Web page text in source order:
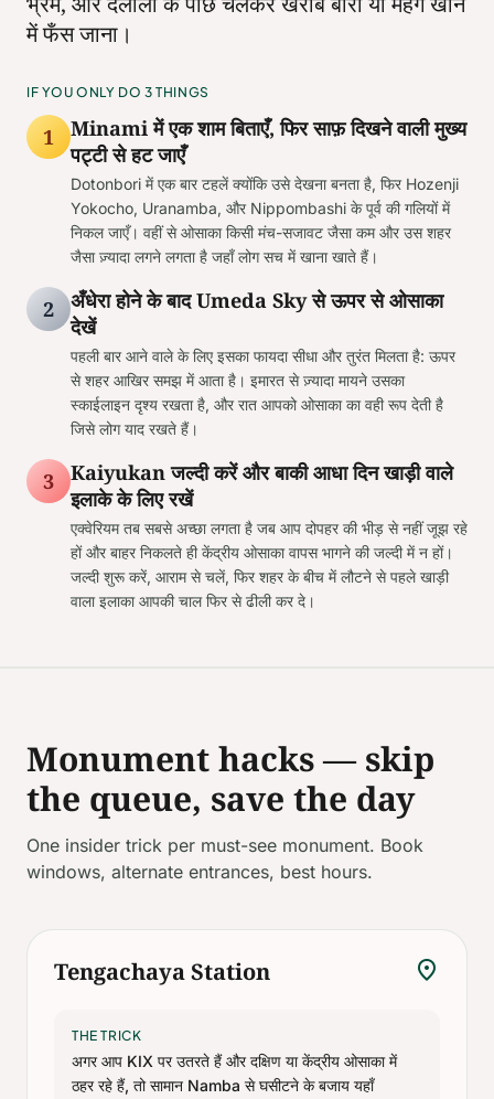
में फँस जाना।
IF YOU ONLY DO 3 THINGS
1
Minami में एक शाम बिताएँ, फिर साफ़ दिखने वाली मुख्य
पट्टी से हट जाएँ
Dotonbori में एक बार टहलें क्योंकि उसे देखना बनता है, फिर Hozenji
Yokocho, Uranamba, और Nippombashi के पूर्व की गलियों में
निकल जाएँ। वहीं से ओसाका किसी मंच-सजावट जैसा कम और उस शहर
जैसा ज़्यादा लगने लगता है जहाँ लोग सच में खाना खाते हैं।
2
अँधेरा होने के बाद Umeda Sky से ऊपर से ओसाका
देखें
पहली बार आने वाले के लिए इसका फायदा सीधा और तुरंत मिलता है: ऊपर
से शहर आखिर समझ में आता है। इमारत से ज़्यादा मायने उसका
स्काईलाइन दृश्य रखता है, और रात आपको ओसाका का वही रूप देती है
जिसे लोग याद रखते हैं।
3
Kaiyukan जल्दी करें और बाकी आधा दिन खाड़ी वाले
इलाके के लिए रखें
एक्वेरियम तब सबसे अच्छा लगता है जब आप दोपहर की भीड़ से नहीं जूझ रहे
हों और बाहर निकलते ही केंद्रीय ओसाका वापस भागने की जल्दी में न हों।
जल्दी शुरू करें, आराम से चलें, फिर शहर के बीच में लौटने से पहले खाड़ी
वाला इलाका आपकी चाल फिर से ढीली कर दे।
Monument hacks — skip
the queue, save the day
One insider trick per must-see monument. Book
windows, alternate entrances, best hours.
Tengachaya Station location_on
THE TRICK
अगर आप KIX पर उतरते हैं और दक्षिण या केंद्रीय ओसाका में
ठहर रहे हैं, तो सामान Namba से घसीटने के बजाय यहाँ